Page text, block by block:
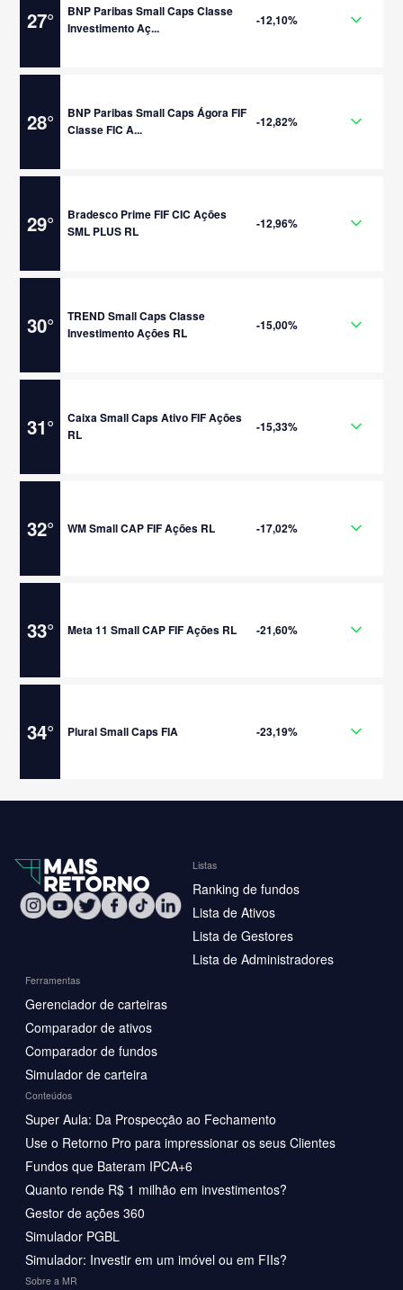
27°
BNP Paribas Small Caps Classe
Investimento Aç...
-12,10%
28°
BNP Paribas Small Caps Ágora FIF
Classe FIC A...
-12,82%
29°
Bradesco Prime FIF CIC Ações
SML PLUS RL
-12,96%
30°
TREND Small Caps Classe
Investimento Ações RL
-15,00%
31°
Caixa Small Caps Ativo FIF Ações
RL
-15,33%
32° WM Small CAP FIF Ações RL -17,02%
33° Meta 11 Small CAP FIF Ações RL -21,60%
34° Plural Small Caps FIA -23,19%
Listas
Ranking de fundos
Lista de Ativos
Lista de Gestores
Lista de Administradores
Ferramentas
Gerenciador de carteiras
Comparador de ativos
Comparador de fundos
Simulador de carteira
Conteúdos
Super Aula: Da Prospecção ao Fechamento
Use o Retorno Pro para impressionar os seus Clientes
Fundos que Bateram IPCA+6
Quanto rende R$ 1 milhão em investimentos?
Gestor de ações 360
Simulador PGBL
Simulador: Investir em um imóvel ou em FIIs?
Sobre a MR